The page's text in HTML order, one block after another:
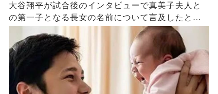
大谷翔平が試合後のインタビューで真美子夫人と
の第一子となる長女の名前について言及したと話
題に！山本由伸や佐々木朗希は知ってそう！